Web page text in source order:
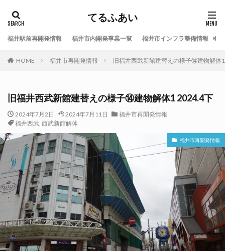
てるふあい
福井駅前再開発情報 福井市内開発事業一覧 福井市インフラ整備情報
HOME 福井市再開発情報 旧福井西武新館建替えの様子⑭建物解体
旧福井西武新館建替えの様子⑭建物解体1 2024.4下
2024年7月2日 2024年7月11日
福井市再開発情報
福井西武, 西武新館解体
福井市再開発情報